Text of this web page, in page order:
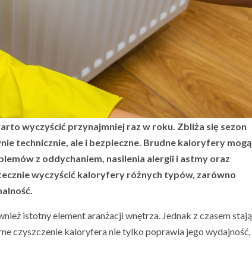
wyczyścić przynajmniej raz w roku. Zbliża się sezon
technicznie, ale i bezpieczne. Brudne kaloryfery mogą
z oddychaniem, nasilenia alergii i astmy oraz
wyczyścić kaloryfery różnych typów, zarówno
istotny element aranżacji wnętrza. Jednak z czasem stają
czyszczenie kaloryfera nie tylko poprawia jego wydajność,